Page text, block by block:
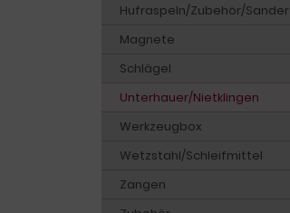
Hufraspeln/Zubehör/Sander
Magnete
Schlägel
Unterhauer/Nietklingen
Werkzeugbox
Wetzstahl/Schleifmittel
Zangen